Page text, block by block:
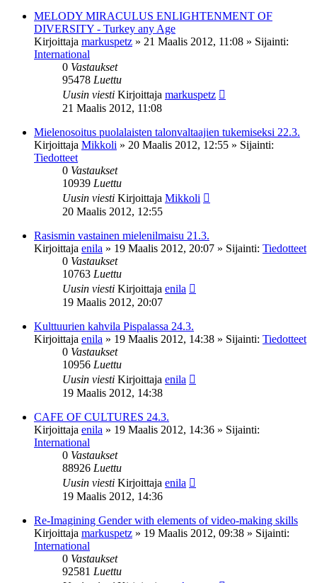
MELODY MIRACULUS ENLIGHTENMENT OF
DIVERSITY - Turkey any Age
Kirjoittaja markuspetz » 21 Maalis 2012, 11:08 » Sijainti:
International
0 Vastaukset
95478 Luettu
Uusin viesti Kirjoittaja markuspetz
21 Maalis 2012, 11:08
Mielenosoitus puolalaisten talonvaltaajien tukemiseksi 22.3.
Kirjoittaja Mikkoli » 20 Maalis 2012, 12:55 » Sijainti:
Tiedotteet
0 Vastaukset
10939 Luettu
Uusin viesti Kirjoittaja Mikkoli
20 Maalis 2012, 12:55
Rasismin vastainen mielenilmaisu 21.3.
Kirjoittaja enila » 19 Maalis 2012, 20:07 » Sijainti: Tiedotteet
0 Vastaukset
10763 Luettu
Uusin viesti Kirjoittaja enila
19 Maalis 2012, 20:07
Kulttuurien kahvila Pispalassa 24.3.
Kirjoittaja enila » 19 Maalis 2012, 14:38 » Sijainti: Tiedotteet
0 Vastaukset
10956 Luettu
Uusin viesti Kirjoittaja enila
19 Maalis 2012, 14:38
CAFE OF CULTURES 24.3.
Kirjoittaja enila » 19 Maalis 2012, 14:36 » Sijainti:
International
0 Vastaukset
88926 Luettu
Uusin viesti Kirjoittaja enila
19 Maalis 2012, 14:36
Re-Imagining Gender with elements of video-making skills
Kirjoittaja markuspetz » 19 Maalis 2012, 09:38 » Sijainti:
International
0 Vastaukset
92581 Luettu